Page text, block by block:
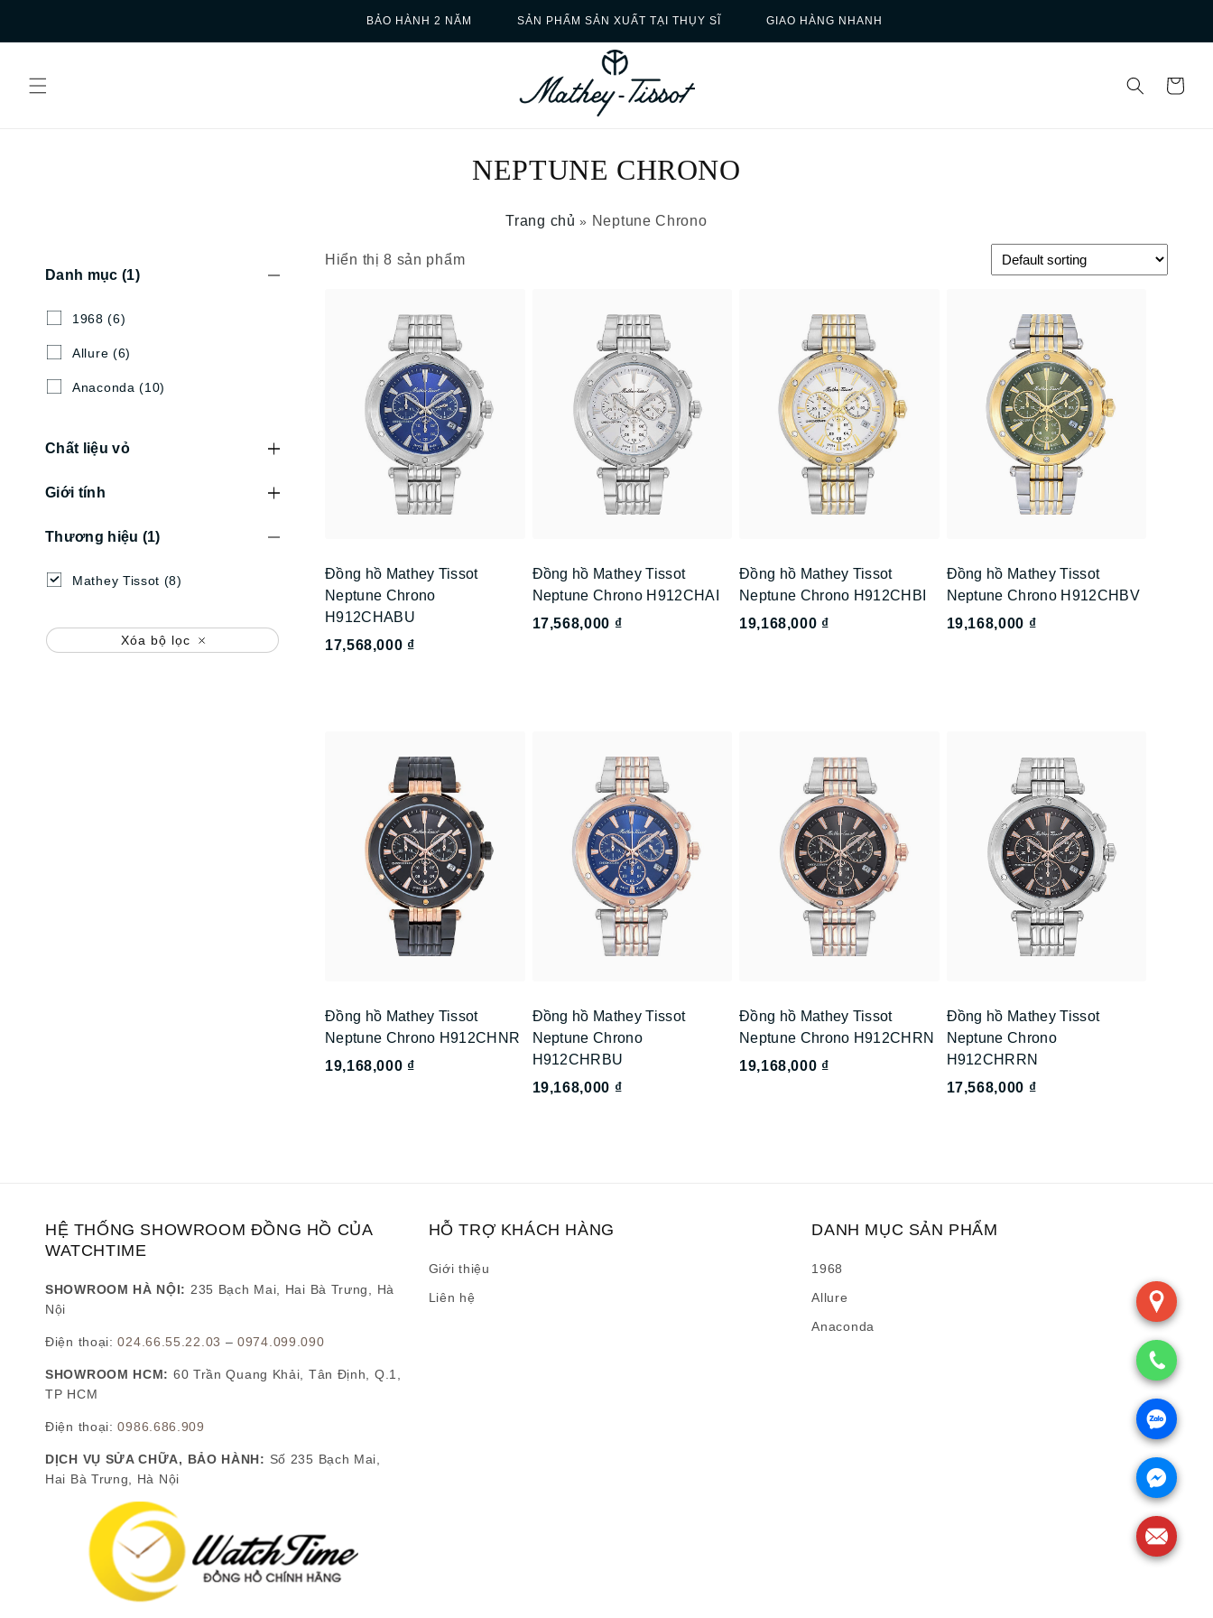
BẢO HÀNH 2 NĂM SẢN PHẨM SẢN XUẤT TẠI THỤY SĨ GIAO HÀNG NHANH
NEPTUNE CHRONO
Trang chủ » Neptune Chrono
Danh mục (1)
1968 (6)
Allure (6)
Anaconda (10)
Chất liệu vỏ
Giới tính
Thương hiệu (1)
Mathey Tissot (8)
Xóa bộ lọc
Hiển thị 8 sản phẩm
Đồng hồ Mathey Tissot
Neptune Chrono
H912CHABU
17,568,000 ₫
Đồng hồ Mathey Tissot
Neptune Chrono H912CHAI
17,568,000 ₫
Đồng hồ Mathey Tissot
Neptune Chrono H912CHBI
19,168,000 ₫
Đồng hồ Mathey Tissot
Neptune Chrono H912CHBV
19,168,000 ₫
Đồng hồ Mathey Tissot
Neptune Chrono H912CHNR
19,168,000 ₫
Đồng hồ Mathey Tissot
Neptune Chrono
H912CHRBU
19,168,000 ₫
Đồng hồ Mathey Tissot
Neptune Chrono H912CHRN
19,168,000 ₫
Đồng hồ Mathey Tissot
Neptune Chrono
H912CHRRN
17,568,000 ₫
HỆ THỐNG SHOWROOM ĐỒNG HỒ CỦA
WATCHTIME
SHOWROOM HÀ NỘI: 235 Bạch Mai, Hai Bà Trưng, Hà
Nội
Điện thoại:024.66.55.22.03 –0974.099.090
SHOWROOM HCM: 60 Trần Quang Khải, Tân Định, Q.1,
TP HCM
Điện thoại:0986.686.909
DỊCH VỤ SỬA CHỮA, BẢO HÀNH: Số 235 Bạch Mai,
Hai Bà Trưng, Hà Nội
HỖ TRỢ KHÁCH HÀNG
Giới thiệu
Liên hệ
DANH MỤC SẢN PHẨM
1968
Allure
Anaconda